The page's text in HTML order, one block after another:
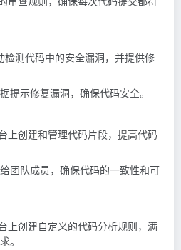
检测代码中的安全漏洞，并提供修
提示修复漏洞，确保代码安全。
上创建和管理代码片段，提高代码
团队成员，确保代码的一致性和可
上创建自定义的代码分析规则，满
。